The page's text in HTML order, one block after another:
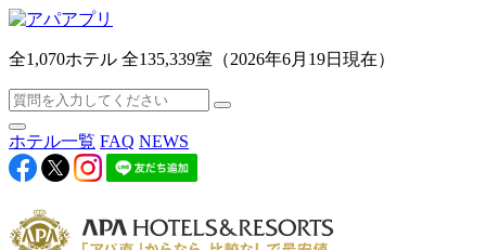
全1,070ホテル 全135,339室（2026年6月19日現在）
ホテル一覧 FAQ NEWS